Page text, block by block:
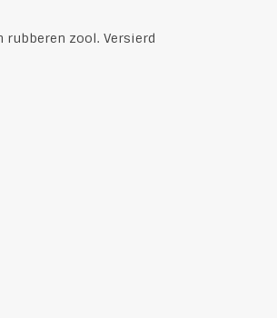
rubberen zool. Versierd